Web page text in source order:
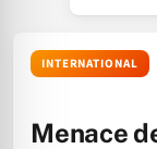
INTERNATIONAL
Menace